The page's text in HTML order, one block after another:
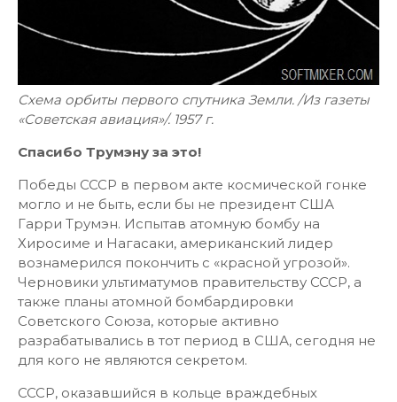
Схема орбиты первого спутника Земли. /Из газеты
«Советская авиация»/. 1957 г.
Спасибо Трумэну за это!
Победы СССР в первом акте космической гонке
могло и не быть, если бы не президент США
Гарри Трумэн. Испытав атомную бомбу на
Хиросиме и Нагасаки, американский лидер
вознамерился покончить с «красной угрозой».
Черновики ультиматумов правительству СССР, а
также планы атомной бомбардировки
Советского Союза, которые активно
разрабатывались в тот период в США, сегодня не
для кого не являются секретом.
СССР, оказавшийся в кольце враждебных